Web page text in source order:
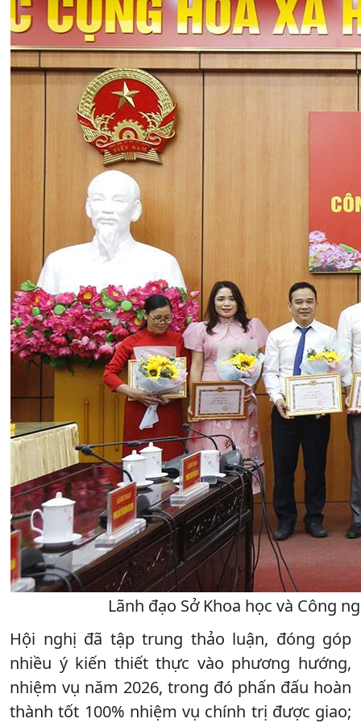
Lãnh đạo Sở Khoa học và Công
Hội nghị đã tập trung thảo luận, đóng góp
nhiều ý kiến thiết thực vào phương hướng,
nhiệm vụ năm 2026, trong đó phấn đấu hoàn
thành tốt 100% nhiệm vụ chính trị được giao;